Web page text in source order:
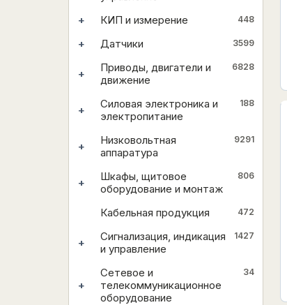
+ КИП и измерение 448
+ Датчики 3599
+
Приводы, двигатели и
движение
6828
+
Силовая электроника и
электропитание
188
+
Низковольтная
аппаратура
9291
+
Шкафы, щитовое
оборудование и монтаж
806
Кабельная продукция 472
+
Сигнализация, индикация
и управление
1427
+
Сетевое и
телекоммуникационное
оборудование
34